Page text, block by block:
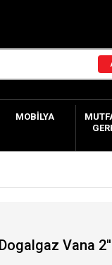
MOBILYA
Vana 2''